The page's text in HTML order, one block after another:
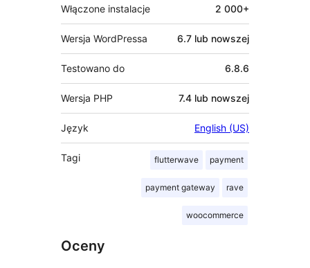
Włączone instalacje 2 000+
Wersja WordPressa 6.7 lub nowszej
Testowano do 6.8.6
Wersja PHP 7.4 lub nowszej
Język English (US)
Tagi flutterwave payment
payment gateway rave
woocommerce
Oceny